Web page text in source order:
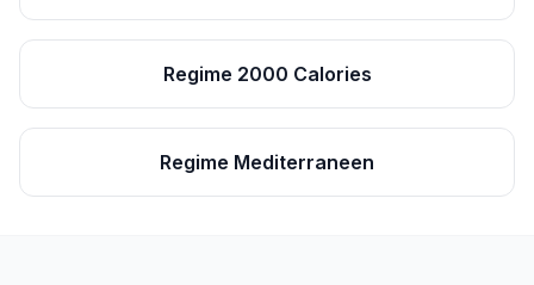
Regime 2000 Calories
Regime Mediterraneen